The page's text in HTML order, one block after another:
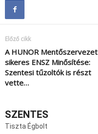
Előző cikk
A HUNOR Mentőszervezet
sikeres ENSZ Minősítése:
Szentesi tűzoltók is részt
vette…
SZENTES
Tiszta Égbolt